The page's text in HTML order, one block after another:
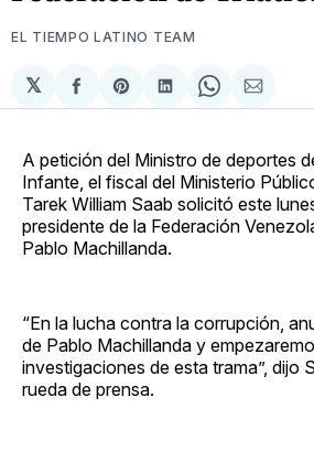
EL TIEMPO LATINO TEAM
𝕏
Compartir
en
Share
on
Compartir
en
Share
on
via
A petición del Ministro de deportes
Infante, el fiscal del Ministerio
Tarek William Saab solicitó este
presidente de la Federación
Pablo Machillanda.
“En la lucha contra la corrupción,
de Pablo Machillanda y
investigaciones de esta trama”, dijo
rueda de prensa.